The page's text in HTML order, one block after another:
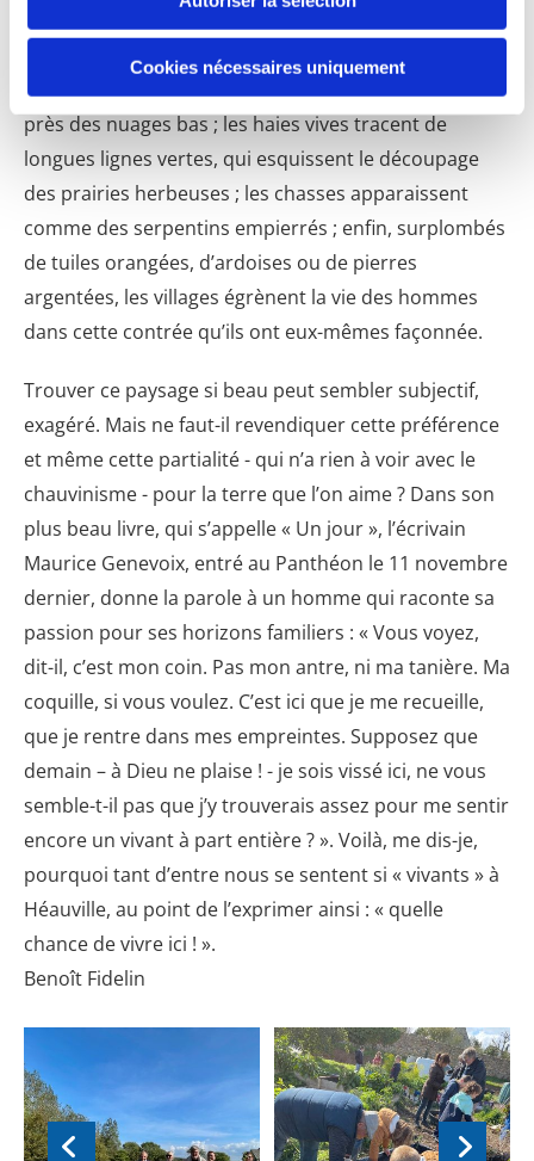
Cookies nécessaires uniquement
grand quadrilatère des champs cultivés s’étend
jusqu’au littoral blanchi par l’écume des premières
vagues ; la Lande hisse ses pins maritimes au plus
près des nuages bas ; les haies vives tracent de
longues lignes vertes, qui esquissent le découpage
des prairies herbeuses ; les chasses apparaissent
comme des serpentins empierrés ; enfin, surplombés
de tuiles orangées, d’ardoises ou de pierres
argentées, les villages égrènent la vie des hommes
dans cette contrée qu’ils ont eux-mêmes façonnée.
Trouver ce paysage si beau peut sembler subjectif,
exagéré. Mais ne faut-il revendiquer cette préférence
et même cette partialité - qui n’a rien à voir avec le
chauvinisme - pour la terre que l’on aime ? Dans son
plus beau livre, qui s’appelle « Un jour », l’écrivain
Maurice Genevoix, entré au Panthéon le 11 novembre
dernier, donne la parole à un homme qui raconte sa
passion pour ses horizons familiers : « Vous voyez,
dit-il, c’est mon coin. Pas mon antre, ni ma tanière. Ma
coquille, si vous voulez. C’est ici que je me recueille,
que je rentre dans mes empreintes. Supposez que
demain – à Dieu ne plaise ! - je sois vissé ici, ne vous
semble-t-il pas que j’y trouverais assez pour me sentir
encore un vivant à part entière ? ». Voilà, me dis-je,
pourquoi tant d’entre nous se sentent si « vivants » à
Héauville, au point de l’exprimer ainsi : « quelle
chance de vivre ici ! ».
Benoît Fidelin